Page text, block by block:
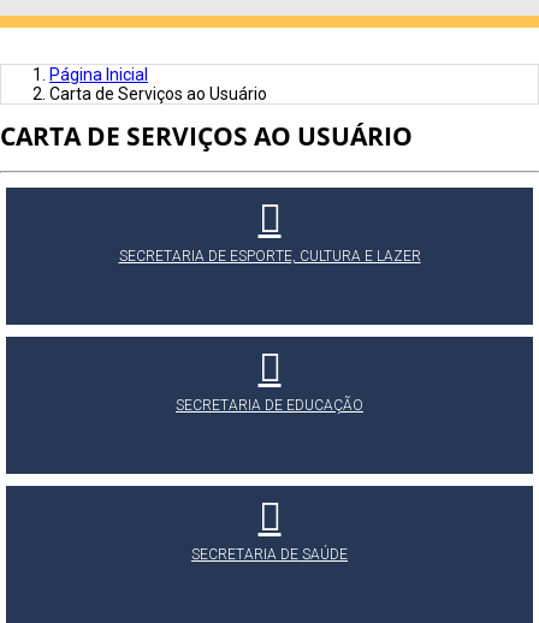
Página Inicial
Carta de Serviços ao Usuário
CARTA DE SERVIÇOS AO USUÁRIO
SECRETARIA DE ESPORTE, CULTURA E LAZER
SECRETARIA DE EDUCAÇÃO
SECRETARIA DE SAÚDE